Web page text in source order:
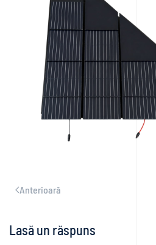
Anterioară
Lasă un răspuns